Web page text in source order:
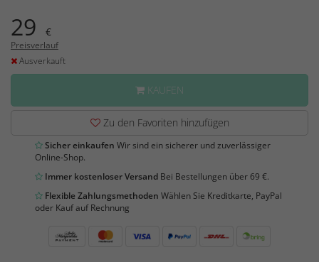
29 €
Preisverlauf
Ausverkauft
KAUFEN
Zu den Favoriten hinzufügen
Sicher einkaufen Wir sind ein sicherer und zuverlässiger
Online-Shop.
Immer kostenloser Versand Bei Bestellungen über 69 €.
Flexible Zahlungsmethoden Wählen Sie Kreditkarte, PayPal
oder Kauf auf Rechnung